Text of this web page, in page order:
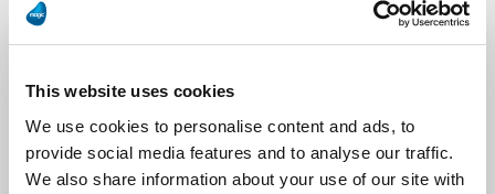
This website uses cookies
We use cookies to personalise content and ads, to
provide social media features and to analyse our traffic.
We also share information about your use of our site with